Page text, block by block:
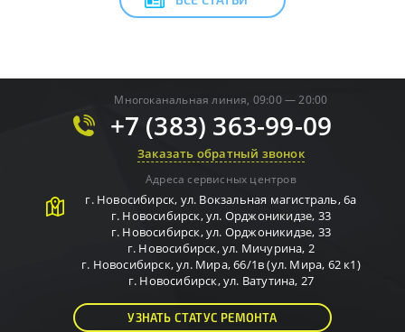
Многоканальная линия, 09:00 — 20:00
+7 (383) 363-99-09
Заказать обратный звонок
Адреса сервисных центров
г. Новосибирск, ул. Вокзальная магистраль, 6а
г. Новосибирск,ул. Орджоникидзе, 33
г. Новосибирск,ул. Орджоникидзе, 33
г. Новосибирск,ул. Мичурина, 2
г. Новосибирск,ул. Мира, 66/1в (ул. Мира, 62 к1)
г. Новосибирск,ул. Ватутина, 27
УЗНАТЬ СТАТУС РЕМОНТА